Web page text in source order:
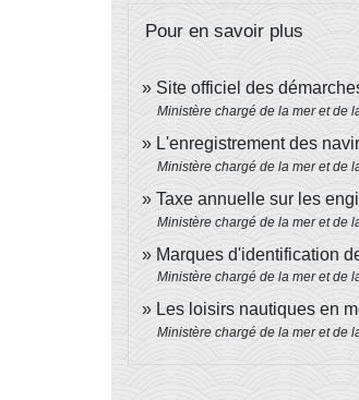
Pour en savoir plus
Site officiel des
Ministère chargé de la mer et de
L'enregistrement des
Ministère chargé de la mer et de
Taxe annuelle sur les
Ministère chargé de la mer et de
Marques d'identification
Ministère chargé de la mer et de
Les loisirs nautiques en
Ministère chargé de la mer et de